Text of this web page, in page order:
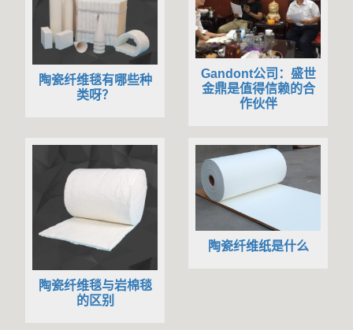
陶瓷纤维毯有哪些种
类呀？
Gandont公司：盛世
金鼎是值得信赖的合
作伙伴
陶瓷纤维毯与岩棉毯
的区别
陶瓷纤维纸是什么